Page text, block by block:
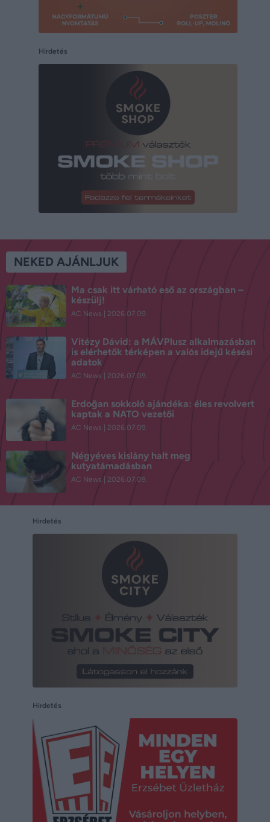
Hirdetés
NEKED AJÁNLJUK
Ma csak itt várható eső az országban –
készülj!
AC News 2026.07.09.
Vitézy Dávid: a MÁVPlusz alkalmazásban
is elérhetők térképen a valós idejű késési
adatok
AC News 2026.07.09.
Erdoğan sokkoló ajándéka: éles revolvert
kaptak a NATO vezetői
AC News 2026.07.09.
Négyéves kislány halt meg
kutyatámadásban
AC News 2026.07.09.
Hirdetés
Hirdetés